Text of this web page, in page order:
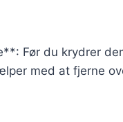
Før du krydrer
med at fjerne